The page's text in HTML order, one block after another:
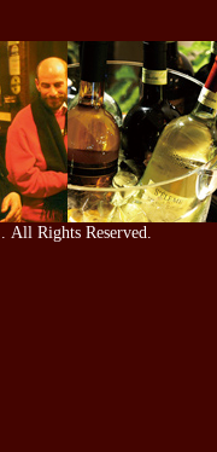
. All Rights Reserved.